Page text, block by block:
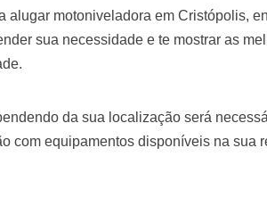
alugar motoniveladora em Cristópolis,
sua necessidade e te mostrar as
da sua localização será
com equipamentos disponíveis na sua